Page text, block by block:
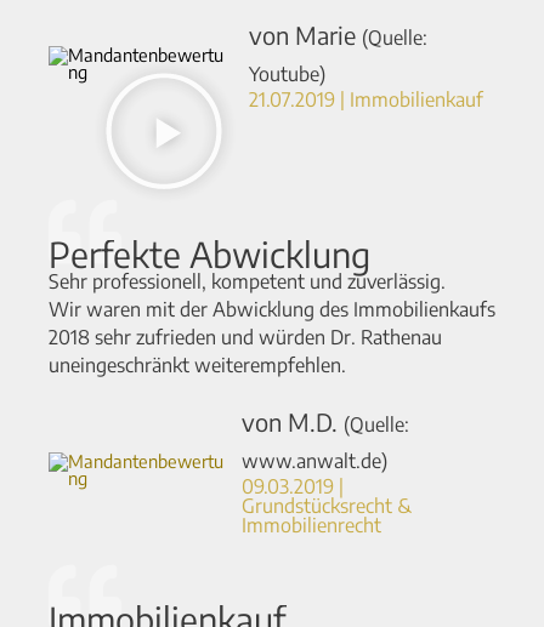
von Marie (Quelle:
Youtube)
21.07.2019 | Immobilienkauf
Perfekte Abwicklung
Sehr professionell, kompetent und zuverlässig.
Wir waren mit der Abwicklung des Immobilienkaufs
2018 sehr zufrieden und würden Dr. Rathenau
uneingeschränkt weiterempfehlen.
von M.D. (Quelle:
www.anwalt.de)
09.03.2019 |
Grundstücksrecht &
Immobilienrecht​
Immobilienkauf